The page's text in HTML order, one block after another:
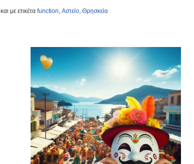
και με ετικέταfunction,Αστείο,Θρησκεία